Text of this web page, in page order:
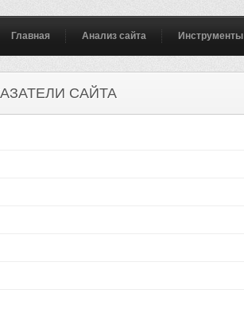
Главная Анализ сайта Инструменты
САЙТА